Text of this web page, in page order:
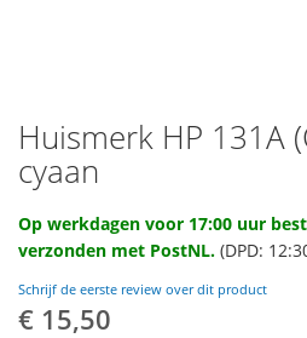
Ga
naar
het
van
de
gallerij
Huismerk HP 131A
cyaan
Op werkdagen voor 17:00 uur
verzonden met PostNL. (DPD:
Schrijf de eerste review over dit product
€ 15,50